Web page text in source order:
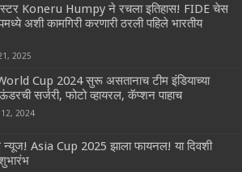
Koneru Humpy ने रचला इतिहास! FIDE चेस
अशी कामगिरी करणारी ठरली पहिले भारतीय
2025
Cup 2024 सुरू असतानाच टीम इंडियाच्या
सर्जरी, फोटो व्हायरल, कॅप्शन पाहाच
12, 2024
न्यूज! Asia Cup 2025 झाला फायनल! या दिवशी